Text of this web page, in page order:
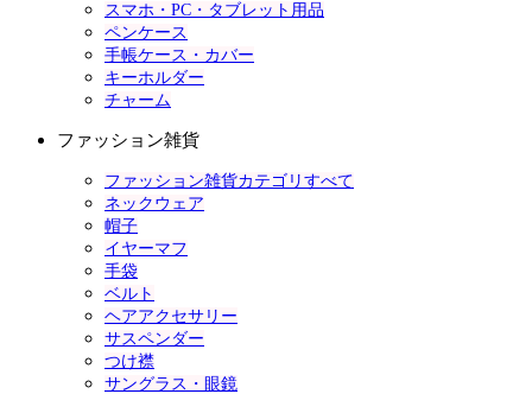
スマホ・PC・タブレット用品
ペンケース
手帳ケース・カバー
キーホルダー
チャーム
ファッション雑貨
ファッション雑貨カテゴリすべて
ネックウェア
帽子
イヤーマフ
手袋
ベルト
ヘアアクセサリー
サスペンダー
つけ襟
サングラス・眼鏡